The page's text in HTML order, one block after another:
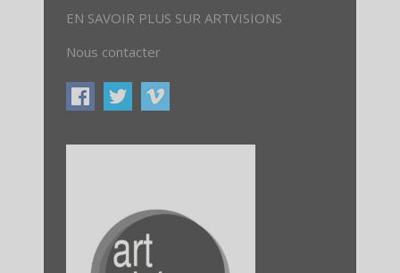
EN SAVOIR PLUS SUR ARTVISIONS
Nous contacter